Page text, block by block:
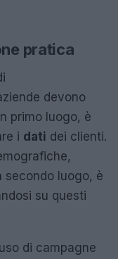
pratica
devono
primo luogo, è
i dati dei clienti.
secondo luogo, è
su questi
di campagne